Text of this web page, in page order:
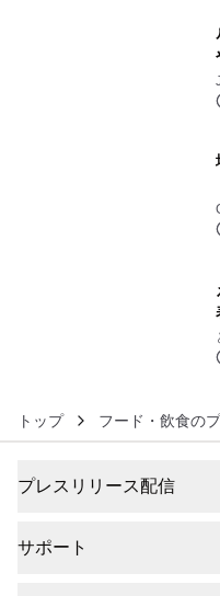
トップ フード・飲食の
プレスリリース配信
サポート